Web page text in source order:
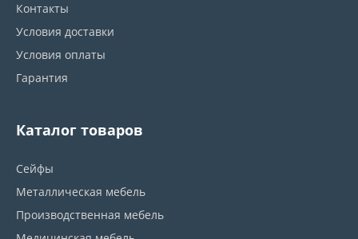
Контакты
Условия доставки
Условия оплаты
Гарантия
Каталог товаров
Сейфы
Металлическая мебель
Производственная мебель